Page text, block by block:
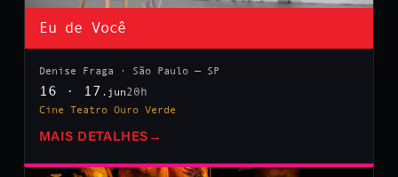
Eu de Você
Denise Fraga · São Paulo — SP
16 · 17 .jun20h
Cine Teatro Ouro Verde
MAIS DETALHES →